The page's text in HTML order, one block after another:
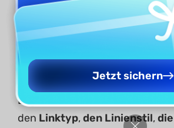
Wählen Sie einen beliebigen
Link in Ihrer PDF-Datei aus und
die Schaltfläche
Legen Sie im hervorstehenden
den Linktyp,den Linienstil,
Jetzt sichern